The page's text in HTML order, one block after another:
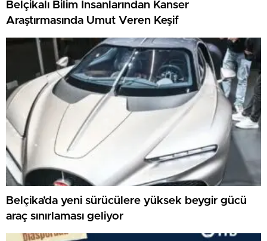
Belçikalı Bilim İnsanlarından Kanser
Araştırmasında Umut Veren Keşif
Belçika’da yeni sürücülere yüksek beygir gücü
araç sınırlaması geliyor